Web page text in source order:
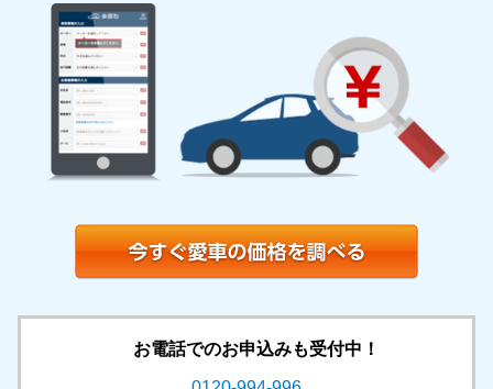
お電話でのお申込みも受付中！